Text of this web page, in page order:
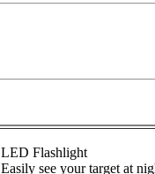
LED Flashlight
Easily see your target at